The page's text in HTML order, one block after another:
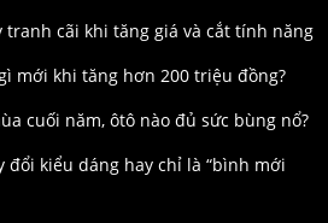
tranh cãi khi tăng giá và cắt tính năng
mới khi tăng hơn 200 triệu đồng?
cuối năm, ôtô nào đủ sức bùng nổ?
đổi kiểu dáng hay chỉ là “bình mới